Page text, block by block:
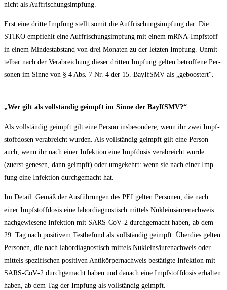
nicht als Auffrischungsimpfung.
Erst eine drit­te Imp­fung stellt somit die Auf­fri­schungs­imp­fung dar. Die
STIKO emp­fiehlt eine Auf­fri­schungs­imp­fung mit einem mRNA-Impf­stoff
in einem Min­dest­ab­stand von drei Mona­ten zu der letz­ten Imp­fung. Unmit­
tel­bar nach der Ver­ab­rei­chung die­ser drit­ten Imp­fung gel­ten betrof­fe­ne Per­
so­nen im Sin­ne von § 4 Abs. 7 Nr. 4 der 15. BayIfSMV als „geboos­tert“.
„Wer gilt als voll­stän­dig geimpft im Sin­ne der BayIfSMV?“
Als voll­stän­dig geimpft gilt eine Per­son ins­be­son­de­re, wenn ihr zwei Impf­
stoff­do­sen ver­ab­reicht wur­den. Als voll­stän­dig geimpft gilt eine Per­son
auch, wenn ihr nach einer Infek­ti­on eine Impf­do­sis ver­ab­reicht wur­de
(zuerst gene­sen, dann geimpft) oder umge­kehrt: wenn sie nach einer Imp­
fung eine Infek­ti­on durch­ge­macht hat.
Im Detail: Gemäß der Aus­füh­run­gen des PEI gel­ten Per­so­nen, die nach
einer Impf­stoff­do­sis eine labor­dia­gnos­tisch mit­tels Nukle­in­säu­re­nach­weis
nach­ge­wie­se­ne Infek­ti­on mit SARS-CoV‑2 durch­ge­macht haben, ab dem
29. Tag nach posi­ti­vem Test­be­fund als voll­stän­dig geimpft. Über­dies gel­ten
Per­so­nen, die nach labor­dia­gnos­tisch mit­tels Nukle­in­säu­re­nach­weis oder
mit­tels spe­zi­fi­schen posi­ti­ven Anti­kör­per­nach­weis bestä­tig­te Infek­ti­on mit
SARS-CoV‑2 durch­ge­macht haben und danach eine Impf­stoff­do­sis erhal­ten
haben, ab dem Tag der Imp­fung als voll­stän­dig geimpft.